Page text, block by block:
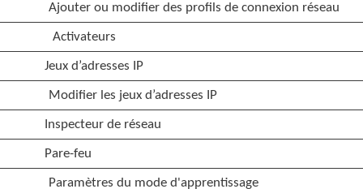
Ajouter ou modifier des profils de connexion réseau
Activateurs
Jeux d’adresses IP
Modifier les jeux d’adresses IP
Inspecteur de réseau
Pare-feu
Paramètres du mode d'apprentissage